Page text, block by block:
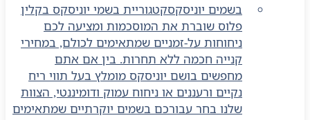
בשמים יוניסקסקטגוריית בשמי יוניסקס בקלין
פלוס שוברת את המוסכמות ומציעה לכם
ניחוחות על-זמניים שמתאימים לכולם, במחירי
קנייה חכמה ללא תחרות. בין אם אתם
מחפשים בושם יוניסקס מומלץ בעל תווי ריח
נקיים ורעננים או ניחוח עמוק ודומיננטי, הצוות
שלנו בחר עבורכם בשמים יוקרתיים שמתאימים